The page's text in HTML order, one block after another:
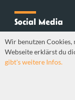
Social Media
Mastodon
Wir benutzen
Webseite erklärst du
gibt's weitere Infos.